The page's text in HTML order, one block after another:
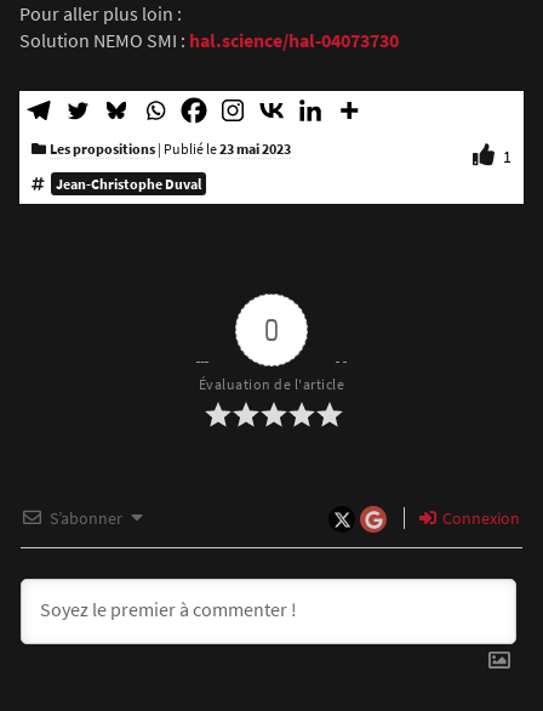
Pour aller plus loin :
Solution NEMO SMI : hal.science/hal-04073730
Les propositions | Publié le23 mai 2023 1
Jean-Christophe Duval
0
Évaluation de l'article
S’abonner Connexion